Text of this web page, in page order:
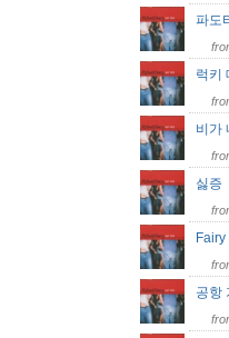
파
럭
비
싫
공